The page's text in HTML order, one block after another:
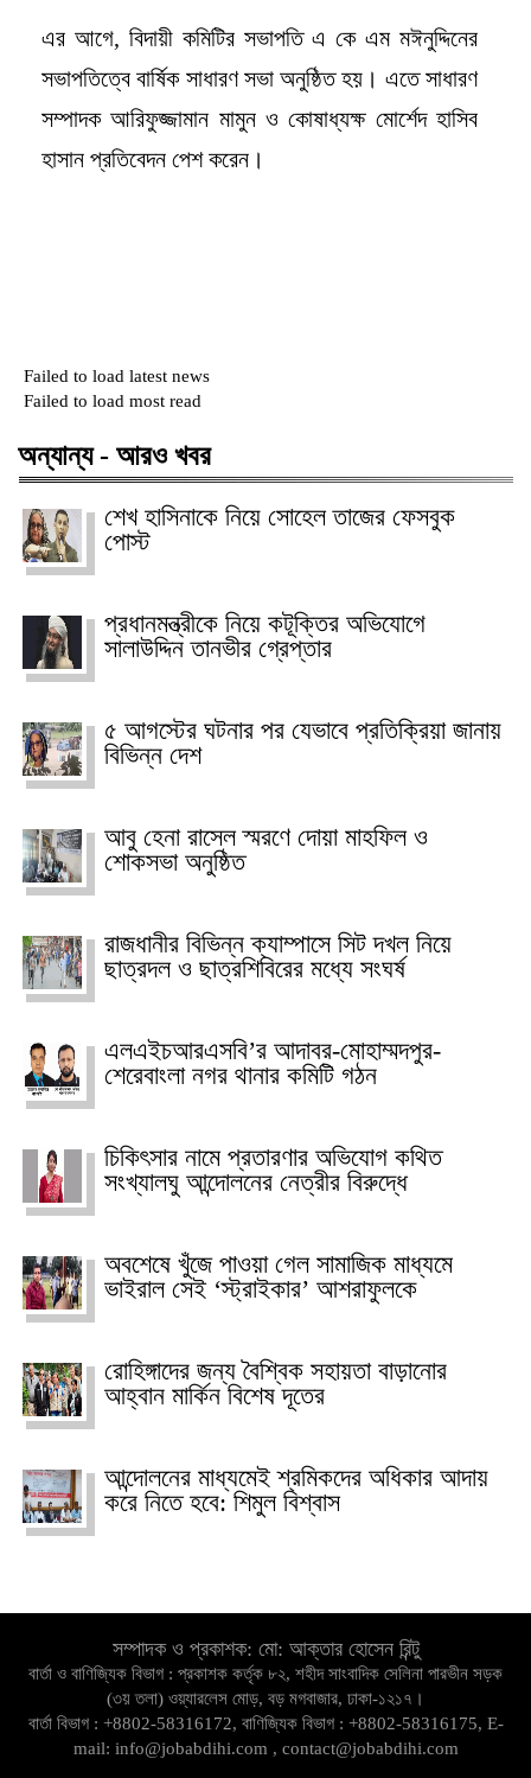
এর আগে, বিদায়ী কমিটির সভাপতি এ কে এম মঈনুদ্দিনের
সভাপতিত্বে বার্ষিক সাধারণ সভা অনুষ্ঠিত হয়। এতে সাধারণ
সম্পাদক আরিফুজ্জামান মামুন ও কোষাধ্যক্ষ মোর্শেদ হাসিব
হাসান প্রতিবেদন পেশ করেন।
Failed to load latest news
Failed to load most read
অন্যান্য - আরও খবর
শেখ হাসিনাকে নিয়ে সোহেল তাজের ফেসবুক
পোস্ট
প্রধানমন্ত্রীকে নিয়ে কটূক্তির অভিযোগে
সালাউদ্দিন তানভীর গ্রেপ্তার
৫ আগস্টের ঘটনার পর যেভাবে প্রতিক্রিয়া জানায়
বিভিন্ন দেশ
আবু হেনা রাসেল স্মরণে দোয়া মাহফিল ও
শোকসভা অনুষ্ঠিত
রাজধানীর বিভিন্ন ক্যাম্পাসে সিট দখল নিয়ে
ছাত্রদল ও ছাত্রশিবিরের মধ্যে সংঘর্ষ
এলএইচআরএসবি’র আদাবর-মোহাম্মদপুর-
শেরেবাংলা নগর থানার কমিটি গঠন
চিকিৎসার নামে প্রতারণার অভিযোগ কথিত
সংখ্যালঘু আন্দোলনের নেত্রীর বিরুদ্ধে
অবশেষে খুঁজে পাওয়া গেল সামাজিক মাধ্যমে
ভাইরাল সেই ‘স্ট্রাইকার’ আশরাফুলকে
রোহিঙ্গাদের জন্য বৈশ্বিক সহায়তা বাড়ানোর
আহ্বান মার্কিন বিশেষ দূতের
আন্দোলনের মাধ্যমেই শ্রমিকদের অধিকার আদায়
করে নিতে হবে: শিমুল বিশ্বাস
সম্পাদক ও প্রকাশক: মো: আক্তার হোসেন রিন্টু
বার্তা ও বাণিজ্যিক বিভাগ : প্রকাশক কর্তৃক ৮২, শহীদ সাংবাদিক সেলিনা পারভীন সড়ক
(৩য় তলা) ওয়্যারলেস মোড়, বড় মগবাজার, ঢাকা-১২১৭।
বার্তা বিভাগ : +8802-58316172, বাণিজ্যিক বিভাগ : +8802-58316175, E-
mail: info@jobabdihi.com , contact@jobabdihi.com